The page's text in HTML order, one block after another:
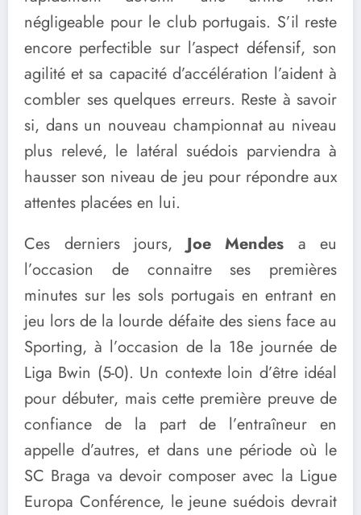
négligeable pour le club portugais. S’il reste
encore perfectible sur l’aspect défensif, son
agilité et sa capacité d’accélération l’aident à
combler ses quelques erreurs. Reste à savoir
si, dans un nouveau championnat au niveau
plus relevé, le latéral suédois parviendra à
hausser son niveau de jeu pour répondre aux
attentes placées en lui.
Ces derniers jours,Joe Mendes a eu
l’occasion de connaitre ses premières
minutes sur les sols portugais en entrant en
jeu lors de la lourde défaite des siens face au
Sporting, à l’occasion de la 18e journée de
Liga Bwin (5-0). Un contexte loin d’être idéal
pour débuter, mais cette première preuve de
confiance de la part de l’entraîneur en
appelle d’autres, et dans une période où le
SC Braga va devoir composer avec la Ligue
Europa Conférence, le jeune suédois devrait